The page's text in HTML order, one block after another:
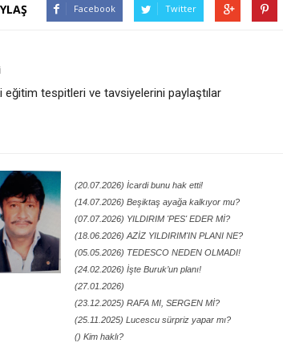
Facebook Twitter
eğitim tespitleri ve tavsiyelerini paylaştılar
(20.07.2026) İcardi bunu hak etti!
(14.07.2026) Beşiktaş ayağa kalkıyor mu?
(07.07.2026) YILDIRIM 'PES' EDER Mİ?
(18.06.2026) AZİZ YILDIRIM'IN PLANI NE?
(05.05.2026) TEDESCO NEDEN OLMADI!
(24.02.2026) İşte Buruk’un planı!
(27.01.2026)
(23.12.2025) RAFA MI, SERGEN Mİ?
(25.11.2025) Lucescu sürpriz yapar mı?
() Kim haklı?